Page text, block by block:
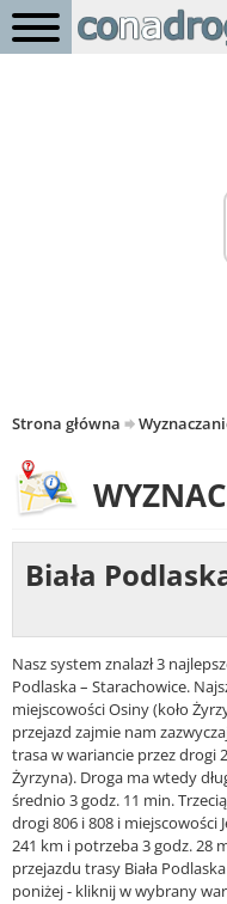
Strona główna
Biała
Nasz system znalazł 3
Podlaska – Starachowice.
miejscowości Osiny (koło
przejazd zajmie nam
trasa w wariancie przez drogi
Żyrzyna). Droga ma wtedy
średnio 3 godz. 11 min.
drogi 806 i 808 i miejscowości
241 km i potrzeba 3 godz. 28
przejazdu trasy Biała
poniżej - kliknij w wybrany